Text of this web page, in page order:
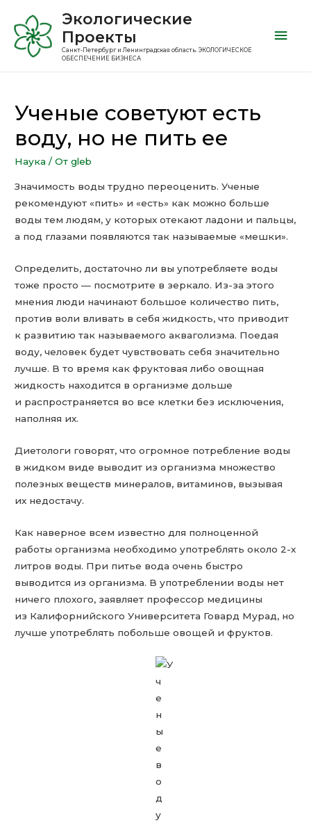
Экологические
Проекты
Санкт-Петербург и Ленинградская область. ЭКОЛОГИЧЕСКОЕ
ОБЕСПЕЧЕНИЕ БИЗНЕСА
Ученые советуют есть
воду, но не пить ее
Наука / От gleb
Значимость воды трудно переоценить. Ученые
рекомендуют «пить» и «есть» как можно больше
воды тем людям, у которых отекают ладони и пальцы,
а под глазами появляются так называемые «мешки».
Определить, достаточно ли вы употребляете воды
тоже просто — посмотрите в зеркало. Из-за этого
мнения люди начинают большое количество пить,
против воли вливать в себя жидкость, что приводит
к развитию так называемого акваголизма. Поедая
воду, человек будет чувствовать себя значительно
лучше. В то время как фруктовая либо овощная
жидкость находится в организме дольше
и распространяется во все клетки без исключения,
наполняя их.
Диетологи говорят, что огромное потребление воды
в жидком виде выводит из организма множество
полезных веществ минералов, витаминов, вызывая
их недостачу.
Как наверное всем известно для полноценной
работы организма необходимо употреблять около 2-х
литров воды. При питье вода очень быстро
выводится из организма. В употреблении воды нет
ничего плохого, заявляет профессор медицины
из Калифорнийского Университета Говард Мурад, но
лучше употреблять побольше овощей и фруктов.